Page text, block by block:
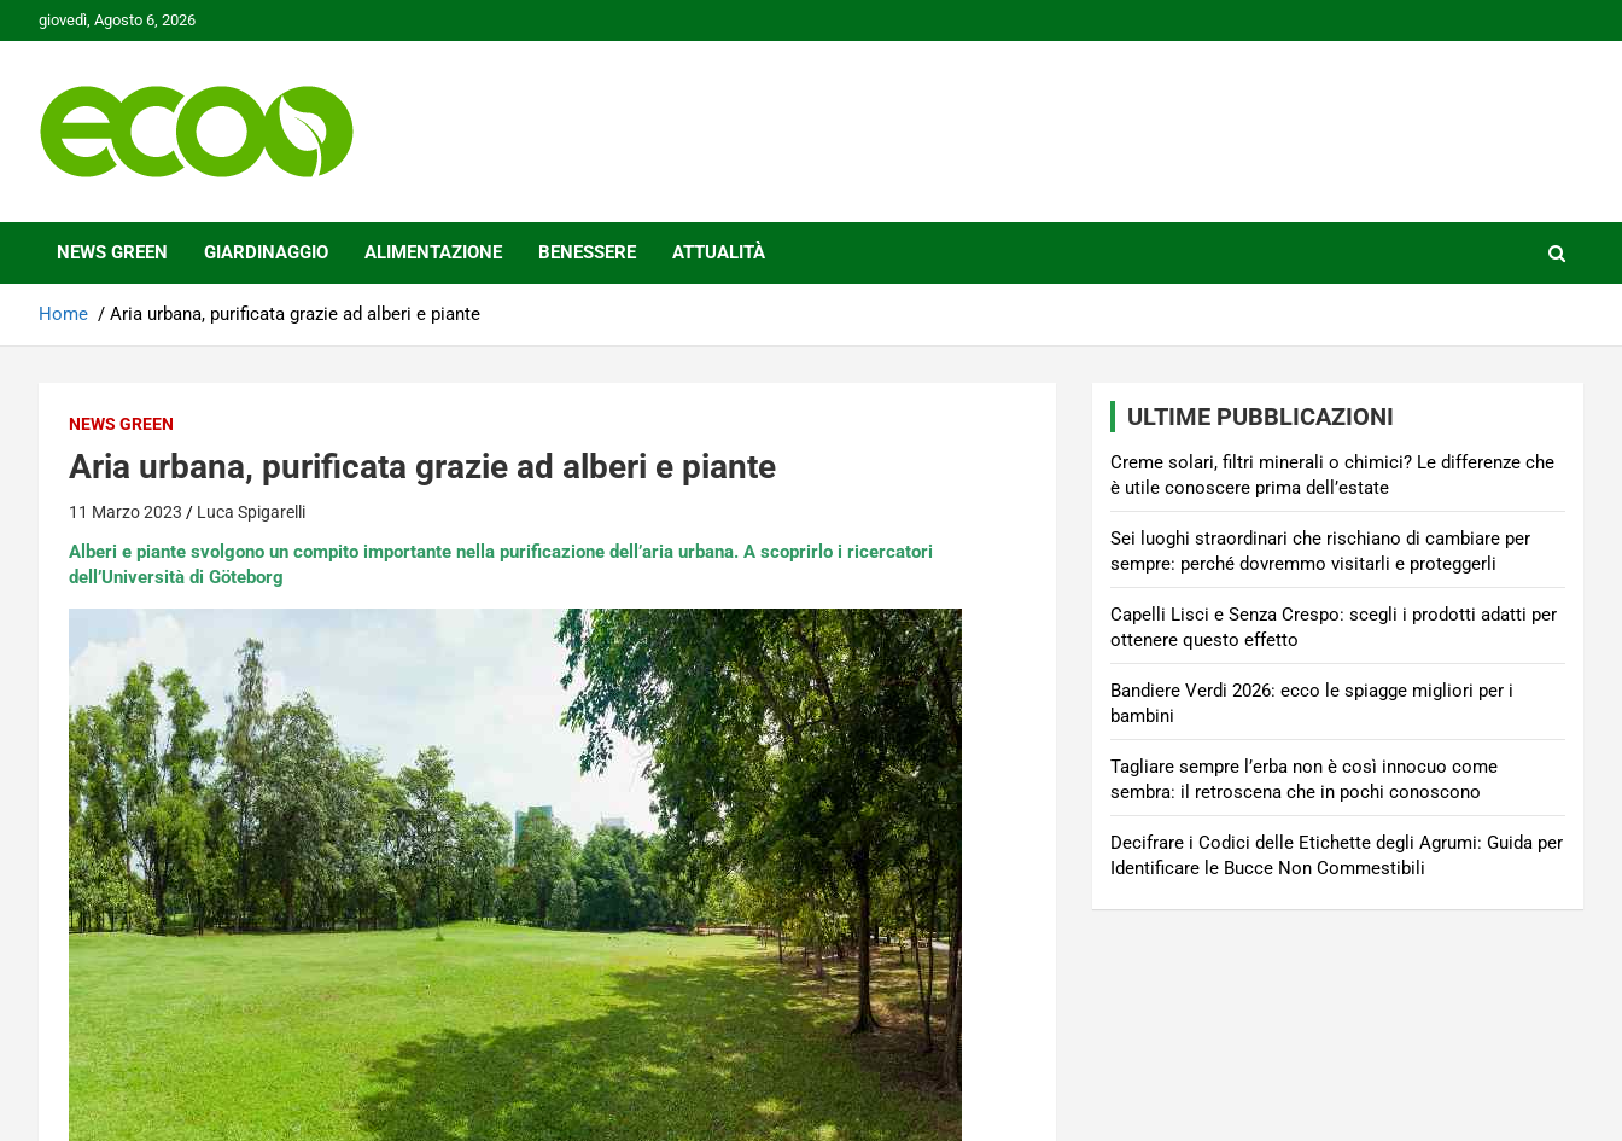
to
giovedì, Agosto 6, 2026
Ecoo.it
NEWS GREEN GIARDINAGGIO ALIMENTAZIONE BENESSERE ATTUALITÀ
Home Aria urbana, purificata grazie ad alberi e piante
NEWS GREEN
Aria urbana, purificata grazie ad alberi e piante
11 Marzo 2023 Luca Spigarelli
Alberi e piante svolgono un compito importante nella purificazione dell’aria urbana. A scoprirlo i ricercatori
dell’Università di Göteborg
ULTIME PUBBLICAZIONI
Creme solari, filtri minerali o chimici? Le differenze che
è utile conoscere prima dell’estate
Sei luoghi straordinari che rischiano di cambiare per
sempre: perché dovremmo visitarli e proteggerli
Capelli Lisci e Senza Crespo: scegli i prodotti adatti per
ottenere questo effetto
Bandiere Verdi 2026: ecco le spiagge migliori per i
bambini
Tagliare sempre l’erba non è così innocuo come
sembra: il retroscena che in pochi conoscono
Decifrare i Codici delle Etichette degli Agrumi: Guida per
Identificare le Bucce Non Commestibili